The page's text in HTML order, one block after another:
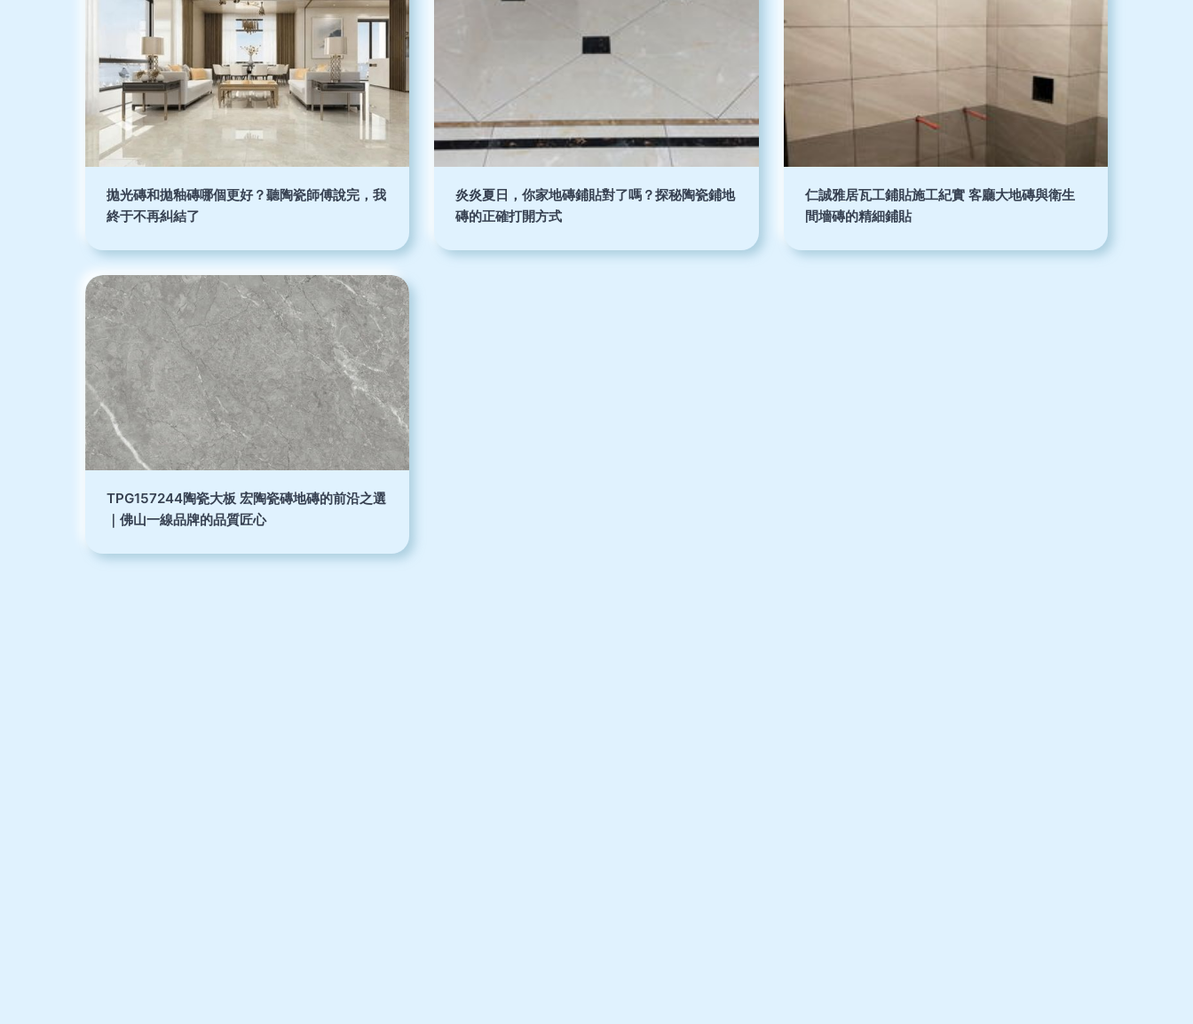
拋光磚和拋釉磚哪個更好？聽陶瓷師傅說完，我
終于不再糾結了
炎炎夏日，你家地磚鋪貼對了嗎？探秘陶瓷鋪地
磚的正確打開方式
仁誠雅居瓦工鋪貼施工紀實 客廳大地磚與衛生
間墻磚的精細鋪貼
TPG157244陶瓷大板 宏陶瓷磚地磚的前沿之選
｜佛山一線品牌的品質匠心